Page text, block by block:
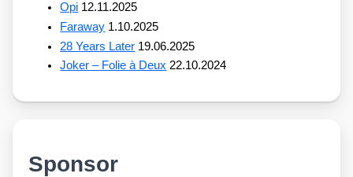
Opi 12.11.2025
Faraway 1.10.2025
28 Years Later 19.06.2025
Joker – Folie à Deux 22.10.2024
Sponsor